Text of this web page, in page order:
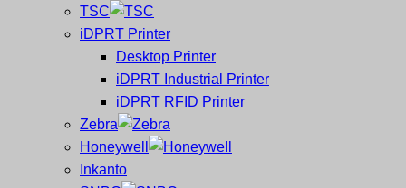
TSC
iDPRT Printer
Desktop Printer
iDPRT Industrial Printer
iDPRT RFID Printer
Zebra
Honeywell
Inkanto